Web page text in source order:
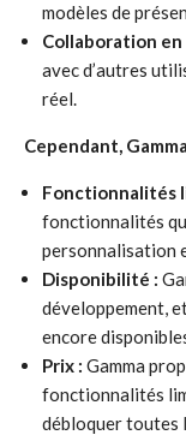
modèles de
Collaboration en
avec d’autres
réel.
Cependant,
Fonctionnalités
fonctionnalités
personnalisation
Disponibilité :
développement,
encore
Prix : Gamma
fonctionnalités
débloquer toutes